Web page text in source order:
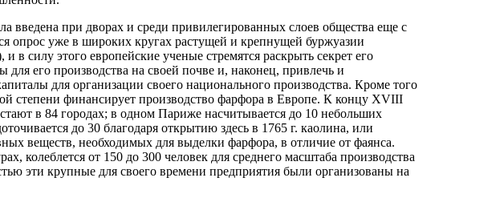
введена при дворах и среди привилегированных слоев общества еще с
опрос уже в широких кругах растущей и крепнущей буржуазии
в силу этого европейские ученые стремятся раскрыть секрет его
для его производства на своей почве и, наконец, привлечь и
для организации своего национального производства. Кроме того
степени финансирует производство фарфора в Европе. К концу XVIII
в 84 городах; в одном Париже насчитывается до 10 небольших
до 30 благодаря открытию здесь в 1765 г. каолина, или
веществ, необходимых для выделки фарфора, в отличие от фаянса.
колеблется от 150 до 300 человек для среднего масштаба производства
эти крупные для своего времени предприятия были организованы на